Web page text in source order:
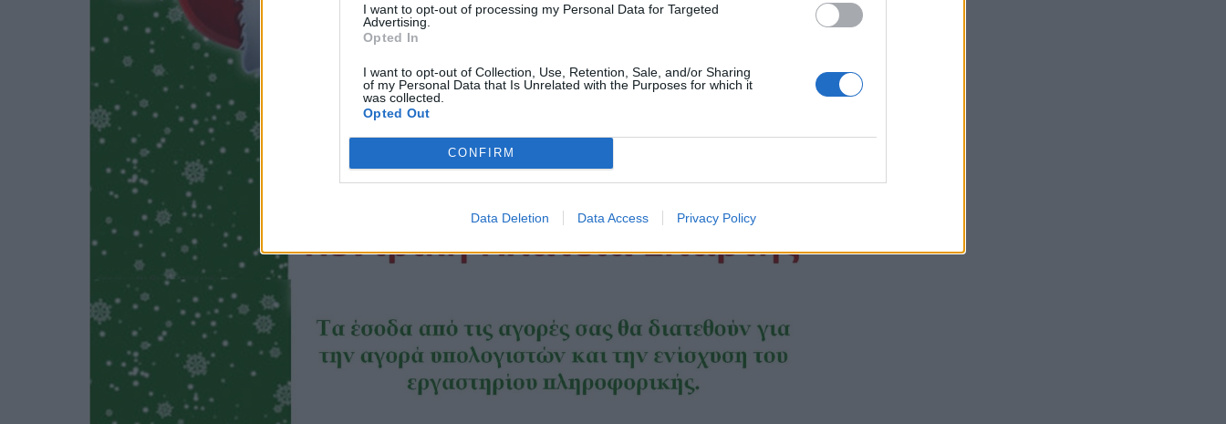
I want to opt-out of processing my Personal Data for Targeted
Advertising.
Opted In
I want to opt-out of Collection, Use, Retention, Sale, and/or Sharing
of my Personal Data that Is Unrelated with the Purposes for which it
was collected.
Opted Out
CONFIRM
Data Deletion Data Access Privacy Policy